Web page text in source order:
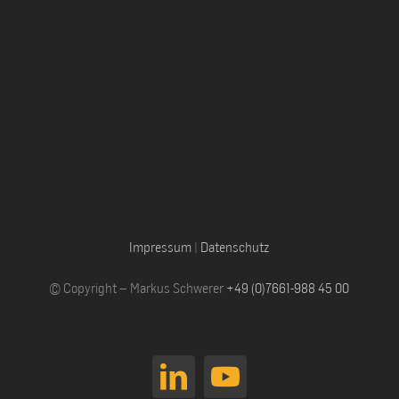
Impressum | Datenschutz
© Copyright – Markus Schwerer +49 (0)7661-988 45 00
LinkedInYouTube